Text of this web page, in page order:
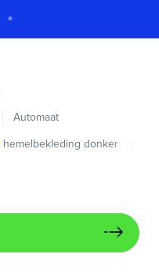
Automaat
hemelbekleding donker